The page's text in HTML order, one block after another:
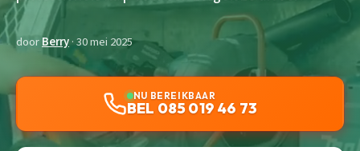
doorBerry· 30 mei 2025
NU BEREIKBAAR
BEL 085 019 46 73